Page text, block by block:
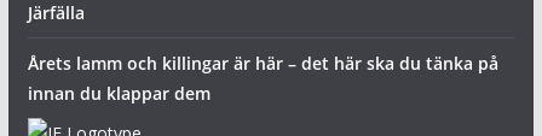
Järfälla
Årets lamm och killingar är här – det här ska du tänka på
innan du klappar dem